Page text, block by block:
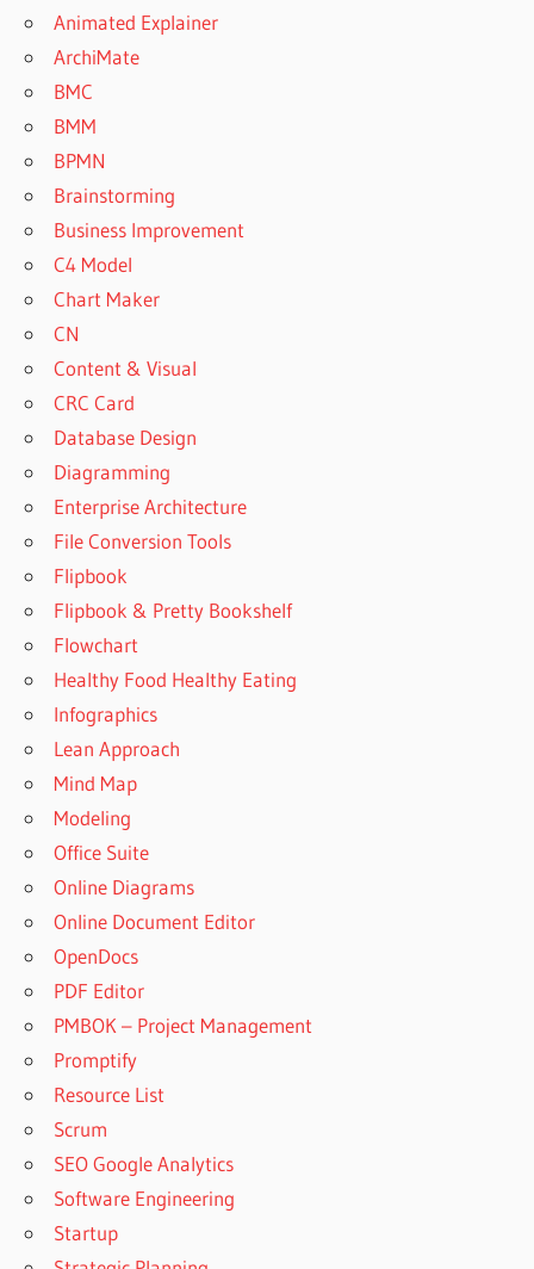
Animated Explainer
ArchiMate
BMC
BMM
BPMN
Brainstorming
Business Improvement
C4 Model
Chart Maker
CN
Content & Visual
CRC Card
Database Design
Diagramming
Enterprise Architecture
File Conversion Tools
Flipbook
Flipbook & Pretty Bookshelf
Flowchart
Healthy Food Healthy Eating
Infographics
Lean Approach
Mind Map
Modeling
Office Suite
Online Diagrams
Online Document Editor
OpenDocs
PDF Editor
PMBOK – Project Management
Promptify
Resource List
Scrum
SEO Google Analytics
Software Engineering
Startup